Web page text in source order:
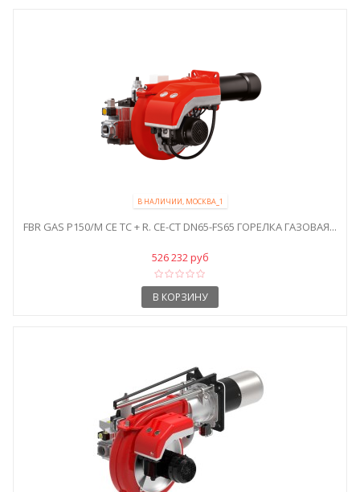
В НАЛИЧИИ, МОСКВА_1
FBR GAS P150/M CE TC + R. CE-CT DN65-FS65 ГОРЕЛКА ГАЗОВАЯ...
526 232 руб
В КОРЗИНУ